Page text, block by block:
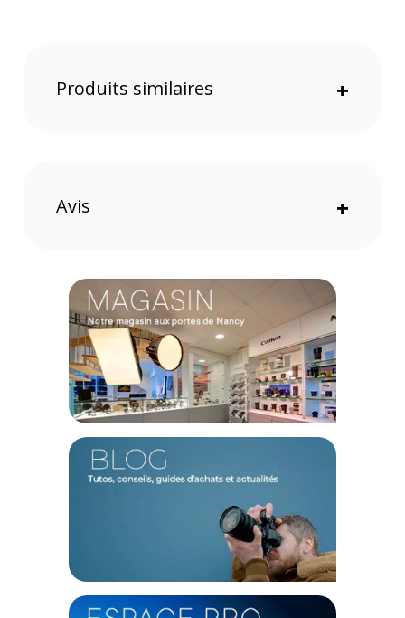
rushes instantanément
transfert volent en éclats. La bande passante bidirectionnelle
massive vous permet de décharger les cartes CFexpress de
vos caméras cinéma tout en travaillant sur des projets
multicams lourds en temps réel. Si vous étalonnez vos
images, le système est même capable de rediriger
intelligemment la bande passante pour allouer jusqu'à 120
Gb/s au flux vidéo, vous garantissant une prévisualisation
8K d'une fluidité irréprochable sur vos moniteurs de
référence, sans aucun ralentissement de vos disques de
Une ergonomie pensée pour l'efficacité
retouche ou de montage, l'accumulation de câbles et
d'adaptateurs est le pire ennemi de la productivité. En
branchant un unique câble à votre machine, cette station
déploie instantanément 11 connectiques essentielles. Les
lecteurs SD et microSD UHS-II situés en façade permettent au
photographe ou au télépilote de drone de vider son matériel
la puissance d'alimentation Power Delivery de 140 Watts
Produits similaires +
Avis +